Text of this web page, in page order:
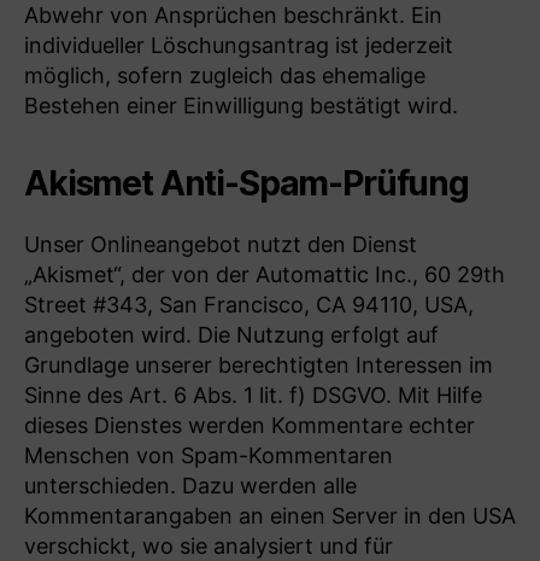
Abwehr von Ansprüchen beschränkt. Ein
individueller Löschungsantrag ist jederzeit
möglich, sofern zugleich das ehemalige
Bestehen einer Einwilligung bestätigt wird.
Akismet Anti-Spam-Prüfung
Unser Onlineangebot nutzt den Dienst
„Akismet“, der von der Automattic Inc., 60 29th
Street #343, San Francisco, CA 94110, USA,
angeboten wird. Die Nutzung erfolgt auf
Grundlage unserer berechtigten Interessen im
Sinne des Art. 6 Abs. 1 lit. f) DSGVO. Mit Hilfe
dieses Dienstes werden Kommentare echter
Menschen von Spam-Kommentaren
unterschieden. Dazu werden alle
Kommentarangaben an einen Server in den USA
verschickt, wo sie analysiert und für